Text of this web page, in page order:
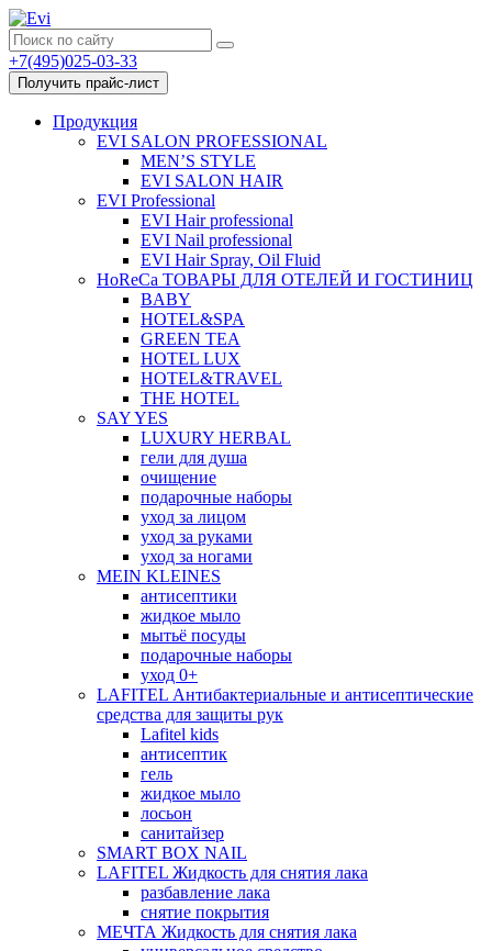
+7(495)025-03-33
Получить прайс-лист
Продукция
EVI SALON PROFESSIONAL
MEN’S STYLE
EVI SALON HAIR
EVI Professional
EVI Hair professional
EVI Nail professional
EVI Hair Spray, Oil Fluid
HoReCa ТОВАРЫ ДЛЯ ОТЕЛЕЙ И ГОСТИНИЦ
BABY
HOTEL&SPA
GREEN TEA
HOTEL LUX
HOTEL&TRAVEL
THE HOTEL
SAY YES
LUXURY HERBAL
гели для душа
очищение
подарочные наборы
уход за лицом
уход за руками
уход за ногами
MEIN KLEINES
антисептики
жидкое мыло
мытьё посуды
подарочные наборы
уход 0+
LAFITEL Антибактериальные и антисептические
средства для защиты рук
Lafitel kids
антисептик
гель
жидкое мыло
лосьон
санитайзер
SMART BOX NAIL
LAFITEL Жидкость для снятия лака
разбавление лака
снятие покрытия
МЕЧТА Жидкость для снятия лака